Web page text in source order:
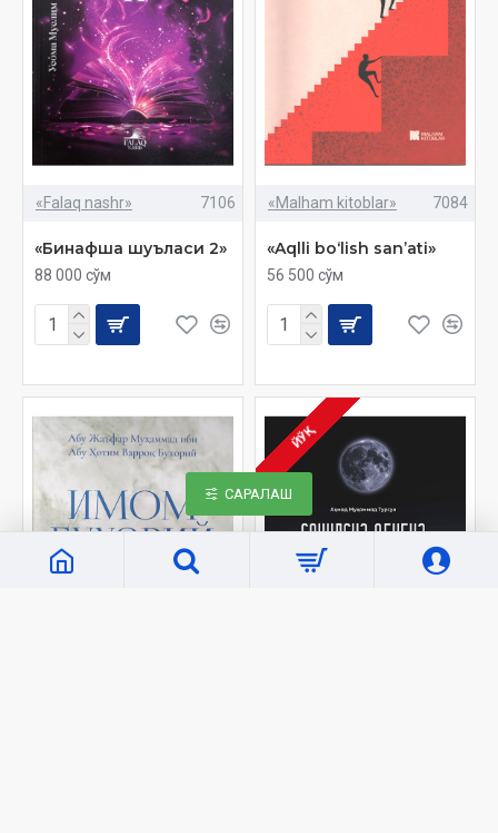
«Falaq nashr» 7106
«Бинафша шуъласи 2»
88 000 сўм
«Malham kitoblar» 7084
«Aqlli bo‘lish san’ati»
56 500 сўм
ЙЎҚ
САРАЛАШ